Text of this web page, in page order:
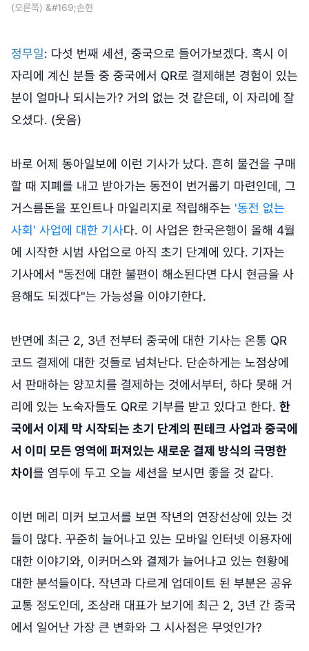
(오른쪽) &#169;손현
정무일: 다섯 번째 세션, 중국으로 들어가보겠다. 혹시 이
자리에 계신 분들 중 중국에서 QR로 결제해본 경험이 있는
분이 얼마나 되시는가? 거의 없는 것 같은데, 이 자리에 잘
오셨다. (웃음)
바로 어제 동아일보에 이런 기사가 났다. 흔히 물건을 구매
할 때 지폐를 내고 받아가는 동전이 번거롭기 마련인데, 그
거스름돈을 포인트나 마일리지로 적립해주는 '동전 없는
사회' 사업에 대한 기사다. 이 사업은 한국은행이 올해 4월
에 시작한 시범 사업으로 아직 초기 단계에 있다. 기자는
기사에서 "동전에 대한 불편이 해소된다면 다시 현금을 사
용해도 되겠다"는 가능성을 이야기한다.
반면에 최근 2, 3년 전부터 중국에 대한 기사는 온통 QR
코드 결제에 대한 것들로 넘쳐난다. 단순하게는 노점상에
서 판매하는 양꼬치를 결제하는 것에서부터, 하다 못해 거
리에 있는 노숙자들도 QR로 기부를 받고 있다고 한다. 한
국에서 이제 막 시작되는 초기 단계의 핀테크 사업과 중국에
서 이미 모든 영역에 퍼져있는 새로운 결제 방식의 극명한
차이 를 염두에 두고 오늘 세션을 보시면 좋을 것 같다.
이번 메리 미커 보고서를 보면 작년의 연장선상에 있는 것
들이 많다. 꾸준히 늘어나고 있는 모바일 인터넷 이용자에
대한 이야기와, 이커머스와 결제가 늘어나고 있는 현황에
대한 분석들이다. 작년과 다르게 업데이트 된 부분은 공유
교통 정도인데, 조상래 대표가 보기에 최근 2, 3년 간 중국
에서 일어난 가장 큰 변화와 그 시사점은 무엇인가?